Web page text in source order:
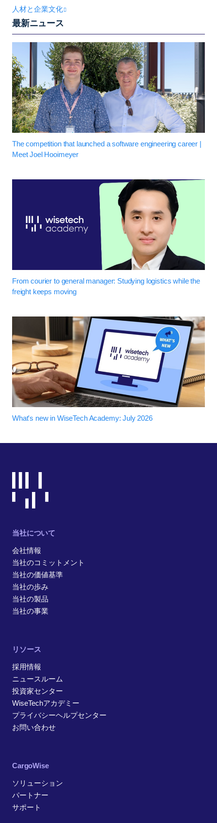
人材と企業文化
最新ニュース
The competition that launched a software engineering career |
Meet Joel Hooimeyer
From courier to general manager: Studying logistics while the
freight keeps moving
What's new in WiseTech Academy: July 2026
当社について
会社情報
当社のコミットメント
当社の価値基準
当社の歩み
当社の製品
当社の事業
リソース
採用情報
ニュースルーム
投資家センター
WiseTechアカデミー
プライバシーヘルプセンター
お問い合わせ
CargoWise
ソリューション
パートナー
サポート